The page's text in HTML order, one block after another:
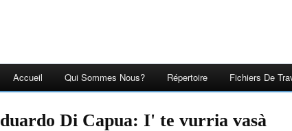
Accueil Qui Sommes Nous? Répertoire Fichiers De
Eduardo Di Capua: I' te vurria vasà